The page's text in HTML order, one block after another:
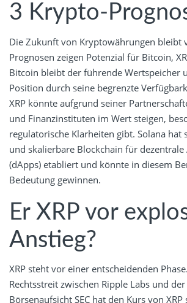
3 Krypto-
Die Zukunft von Kryptowährungen bleibt
Prognosen zeigen Potenzial für Bitcoin,
Bitcoin bleibt der führende Wertspeicher
Position durch seine begrenzte
XRP könnte aufgrund seiner
und Finanzinstituten im Wert steigen,
regulatorische Klarheiten gibt. Solana hat
und skalierbare Blockchain für
(dApps) etabliert und könnte in diesem
Bedeutung gewinnen.
Er XRP vor
Anstieg?
XRP steht vor einer entscheidenden
Rechtsstreit zwischen Ripple Labs und der
Börsenaufsicht SEC hat den Kurs von